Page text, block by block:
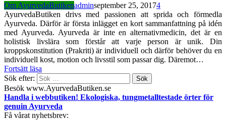
Om AyurvedaButikenadminseptember 25, 20174
AyurvedaButiken drivs med passionen att sprida och förmedla
Ayurveda. Därför är första inlägget en kort sammanfattning på idén
med Ayurveda. Ayurveda är inte en alternativmedicin, det är en
holistisk livslära som förstår att varje person är unik. Din
kroppskonstitution (Prakriti) är individuell och därför behöver du en
individuell kost, motion och livsstil som passar dig. Däremot…
Fortsätt läsa
Sök efter:
Besök www.AyurvedaButiken.se
Handla i webbutiken! Ekologiska, tungmetalltestade örter för
genuin Ayurveda
Få vårat nyhetsbrev: